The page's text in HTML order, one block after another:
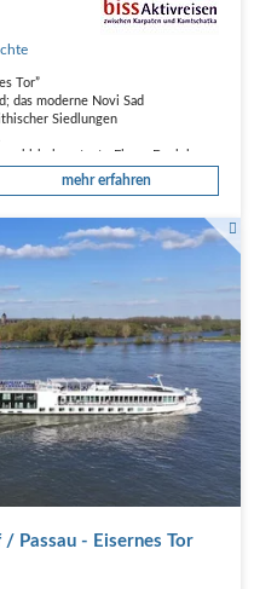
Tor”
das moderne Novi Sad
Siedlungen
mehr erfahren
Passau - Eisernes Tor